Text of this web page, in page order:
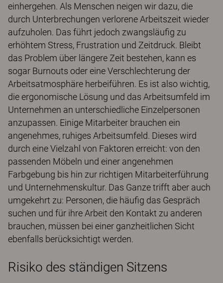
einhergehen. Als Menschen neigen wir dazu, die
durch Unterbrechungen verlorene Arbeitszeit wieder
aufzuholen. Das führt jedoch zwangsläufig zu
erhöhtem Stress, Frustration und Zeitdruck. Bleibt
das Problem über längere Zeit bestehen, kann es
sogar Burnouts oder eine Verschlechterung der
Arbeitsatmosphäre herbeiführen. Es ist also wichtig,
die ergonomische Lösung und das Arbeitsumfeld im
Unternehmen an unterschiedliche Einzelpersonen
anzupassen. Einige Mitarbeiter brauchen ein
angenehmes, ruhiges Arbeitsumfeld. Dieses wird
durch eine Vielzahl von Faktoren erreicht: von den
passenden Möbeln und einer angenehmen
Farbgebung bis hin zur richtigen Mitarbeiterführung
und Unternehmenskultur. Das Ganze trifft aber auch
umgekehrt zu: Personen, die häufig das Gespräch
suchen und für ihre Arbeit den Kontakt zu anderen
brauchen, müssen bei einer ganzheitlichen Sicht
ebenfalls berücksichtigt werden.
Risiko des ständigen Sitzens